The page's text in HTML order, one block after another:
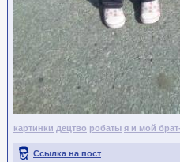
картинки децтво робаты я и мой
Ссылка на пост